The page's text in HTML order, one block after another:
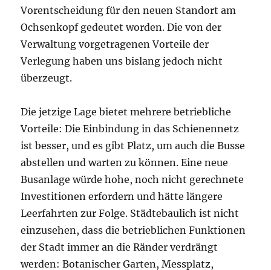
Vorentscheidung für den neuen Standort am
Ochsenkopf gedeutet worden. Die von der
Verwaltung vorgetragenen Vorteile der
Verlegung haben uns bislang jedoch nicht
überzeugt.
Die jetzige Lage bietet mehrere betriebliche
Vorteile: Die Einbindung in das Schienennetz
ist besser, und es gibt Platz, um auch die Busse
abstellen und warten zu können. Eine neue
Busanlage würde hohe, noch nicht gerechnete
Investitionen erfordern und hätte längere
Leerfahrten zur Folge. Städtebaulich ist nicht
einzusehen, dass die betrieblichen Funktionen
der Stadt immer an die Ränder verdrängt
werden: Botanischer Garten, Messplatz,